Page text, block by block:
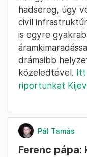
hadsereg, úgy
civil
is egyre
drámaibb
közeledtével. Itt
riportunkat
Pál Tamás
Ferenc